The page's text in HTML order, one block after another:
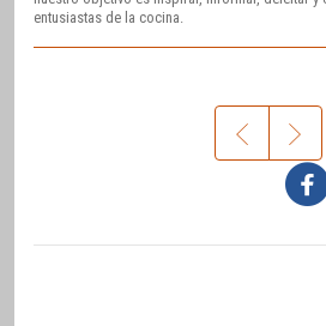
entusiastas de la cocina.